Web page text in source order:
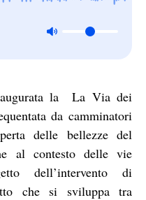
la La Via dei
da camminatori
delle bellezze del
al contesto delle vie
dell’intervento di
che si sviluppa tra